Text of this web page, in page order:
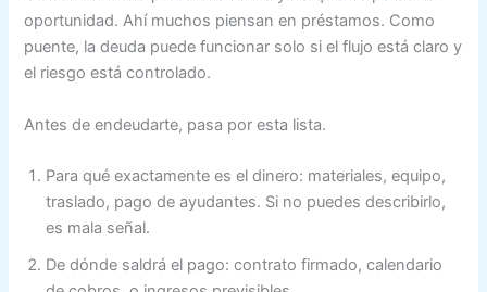
oportunidad. Ahí muchos piensan en préstamos. Como
puente, la deuda puede funcionar solo si el flujo está claro y
el riesgo está controlado.
Antes de endeudarte, pasa por esta lista.
Para qué exactamente es el dinero: materiales, equipo,
traslado, pago de ayudantes. Si no puedes describirlo,
es mala señal.
De dónde saldrá el pago: contrato firmado, calendario